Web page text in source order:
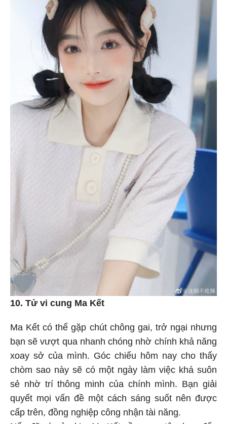
10. Tử vi cung Ma Kết
Ma Kết có thể gặp chút chông gai, trở ngại nhưng
bạn sẽ vượt qua nhanh chóng nhờ chính khả năng
xoay sở của mình. Góc chiếu hôm nay cho thấy
chòm sao này sẽ có một ngày làm việc khá suôn
sẻ nhờ trí thông minh của chính mình. Bạn giải
quyết mọi vấn đề một cách sáng suốt nên được
cấp trên, đồng nghiệp công nhận tài năng.